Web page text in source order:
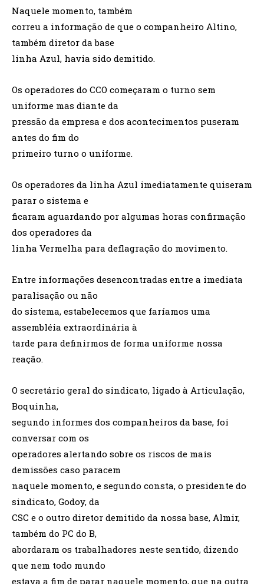
Naquele momento, também
correu a informação de que o companheiro Altino,
também diretor da base
linha Azul, havia sido demitido.
Os operadores do CCO começaram o turno sem
uniforme mas diante da
pressão da empresa e dos acontecimentos puseram
antes do fim do
primeiro turno o uniforme.
Os operadores da linha Azul imediatamente quiseram
parar o sistema e
ficaram aguardando por algumas horas confirmação
dos operadores da
linha Vermelha para deflagração do movimento.
Entre informações desencontradas entre a imediata
paralisação ou não
do sistema, estabelecemos que faríamos uma
assembléia extraordinária à
tarde para definirmos de forma uniforme nossa
reação.
O secretário geral do sindicato, ligado à Articulação,
Boquinha,
segundo informes dos companheiros da base, foi
conversar com os
operadores alertando sobre os riscos de mais
demissões caso paracem
naquele momento, e segundo consta, o presidente do
sindicato, Godoy, da
CSC e o outro diretor demitido da nossa base, Almir,
também do PC do B,
abordaram os trabalhadores neste sentido, dizendo
que nem todo mundo
estava a fim de parar naquele momento, que na outra